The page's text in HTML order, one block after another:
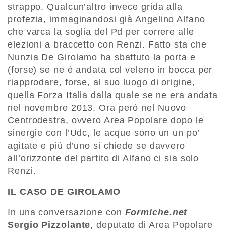
strappo. Qualcun’altro invece grida alla
profezia, immaginandosi già Angelino Alfano
che varca la soglia del Pd per correre alle
elezioni a braccetto con Renzi. Fatto sta che
Nunzia De Girolamo ha sbattuto la porta e
(forse) se ne è andata col veleno in bocca per
riapprodare, forse, al suo luogo di origine,
quella Forza Italia dalla quale se ne era andata
nel novembre 2013. Ora però nel Nuovo
Centrodestra, ovvero Area Popolare dopo le
sinergie con l’Udc, le acque sono un un po’
agitate e più d’uno si chiede se davvero
all’orizzonte del partito di Alfano ci sia solo
Renzi.
IL CASO DE GIROLAMO
In una conversazione con Formiche.net
Sergio Pizzolante, deputato di Area Popolare